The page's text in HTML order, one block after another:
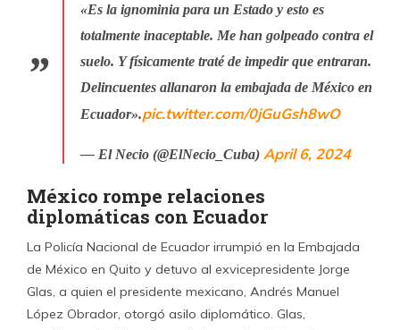
«Es la ignominia para un Estado y esto es
totalmente inaceptable. Me han golpeado contra el
suelo. Y físicamente traté de impedir que entraran.
Delincuentes allanaron la embajada de México en
Ecuador».pic.twitter.com/0jGuGsh8wO
— El Necio (@ElNecio_Cuba) April 6, 2024
México rompe relaciones
diplomáticas con Ecuador
La Policía Nacional de Ecuador irrumpió en la Embajada
de México en Quito y detuvo al exvicepresidente Jorge
Glas, a quien el presidente mexicano, Andrés Manuel
López Obrador, otorgó asilo diplomático. Glas,